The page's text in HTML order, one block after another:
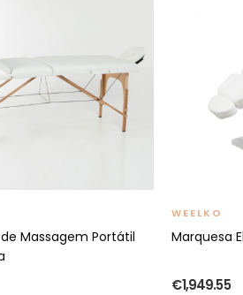
Massagem Portátil
WEELKO
Marquesa
€1,949.55